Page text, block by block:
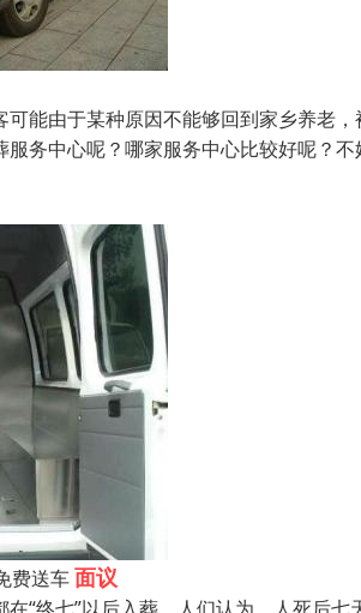
由于某种原因不能够回到家乡养老，
服务中心呢？哪家服务中心比较好呢
费送车面议